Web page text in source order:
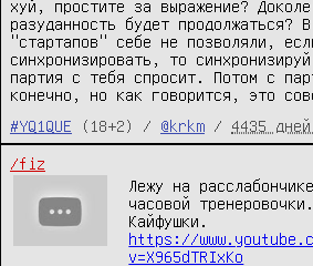
хуй, простите за выражение?
разуданность будет продолжаться?
"стартапов" себе не позволяли,
синхронизировать, то
партия с тебя спросит. Потом с
конечно, но как говорится, это
#YQ1QUE
(18+2) / @krkm / 4435
/fiz
Лежу на
часовой тренеровочки.
Кайфушки.
https://
v=X965dTRIxKo